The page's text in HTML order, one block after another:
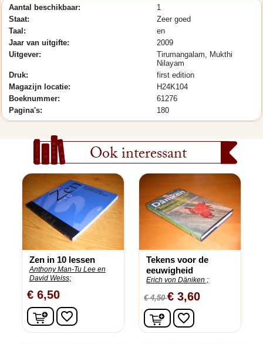
Aantal beschikbaar:
1
Staat:
Zeer goed
Taal:
en
Jaar van uitgifte:
2009
Uitgever:
Tirumangalam, Mukthi
Nilayam
Druk:
first edition
Magazijn locatie:
H24K104
Boeknummer:
61276
Pagina's:
180
Ook interessant
Zen in 10 lessen
Anthony Man-Tu Lee en
David Weiss;
€ 6,50
In winkelwagen
favorite_border
Tekens voor de
eeuwigheid
Erich von Däniken ;
€ 4,50€ 3,60
In winkelwagen
favorite_border